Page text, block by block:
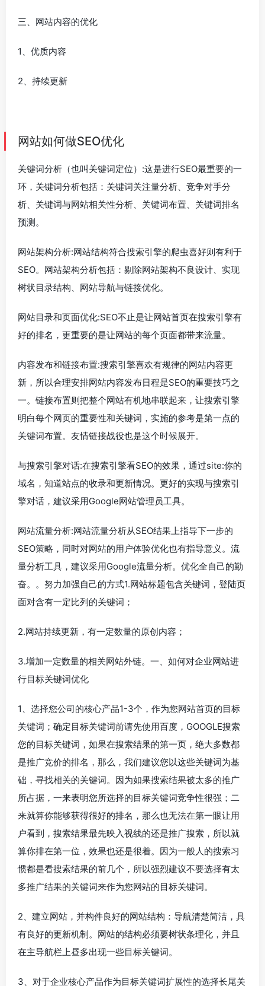
三、网站内容的优化
1、优质内容
2、持续更新
网站如何做SEO优化
关键词分析（也叫关键词定位）:这是进行SEO最重要的一
环，关键词分析包括：关键词关注量分析、竞争对手分
析、关键词与网站相关性分析、关键词布置、关键词排名
预测。
网站架构分析:网站结构符合搜索引擎的爬虫喜好则有利于
SEO。网站架构分析包括：剔除网站架构不良设计、实现
树状目录结构、网站导航与链接优化。
网站目录和页面优化:SEO不止是让网站首页在搜索引擎有
好的排名，更重要的是让网站的每个页面都带来流量。
内容发布和链接布置:搜索引擎喜欢有规律的网站内容更
新，所以合理安排网站内容发布日程是SEO的重要技巧之
一。链接布置则把整个网站有机地串联起来，让搜索引擎
明白每个网页的重要性和关键词，实施的参考是第一点的
关键词布置。友情链接战役也是这个时候展开。
与搜索引擎对话:在搜索引擎看SEO的效果，通过site:你的
域名，知道站点的收录和更新情况。更好的实现与搜索引
擎对话，建议采用Google网站管理员工具。
网站流量分析:网站流量分析从SEO结果上指导下一步的
SEO策略，同时对网站的用户体验优化也有指导意义。流
量分析工具，建议采用Google流量分析。优化全自己的勤
奋。。努力加强自己的方式1.网站标题包含关键词，登陆页
面对含有一定比列的关键词；
2.网站持续更新，有一定数量的原创内容；
3.增加一定数量的相关网站外链。一、如何对企业网站进
行目标关键词优化
1、选择您公司的核心产品1-3个，作为您网站首页的目标
关键词；确定目标关键词前请先使用百度，GOOGLE搜索
您的目标关键词，如果在搜索结果的第一页，绝大多数都
是推广竞价的排名，那么，我们建议您以这些关键词为基
础，寻找相关的关键词。因为如果搜索结果被太多的推广
所占据，一来表明您所选择的目标关键词竞争性很强；二
来就算你能够获得很好的排名，那么也无法在第一眼让用
户看到，搜索结果最先映入视线的还是推广搜索，所以就
算你排在第一位，效果也还是很着。因为一般人的搜索习
惯都是看搜索结果的前几个，所以强烈建议不要选择有太
多推广结果的关键词来作为您网站的目标关键词。
2、建立网站，并构件良好的网站结构：导航清楚简洁，具
有良好的更新机制。网站的结构必须要树状条理化，并且
在主导航栏上昼多出现一些目标关键词。
3、对于企业核心产品作为目标关键词扩展性的选择长尾关